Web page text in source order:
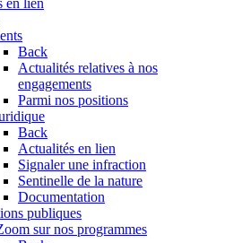
en lien
Back
Actualités relatives à nos
engagements
Parmi nos positions
Back
Actualités en lien
Signaler une infraction
Sentinelle de la nature
Documentation
publiques
sur nos programmes